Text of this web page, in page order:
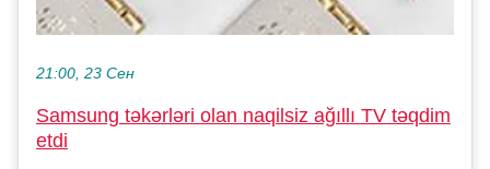
21:00, 23 Сен
Samsung təkərləri olan naqilsiz ağıllı TV təqdim
etdi